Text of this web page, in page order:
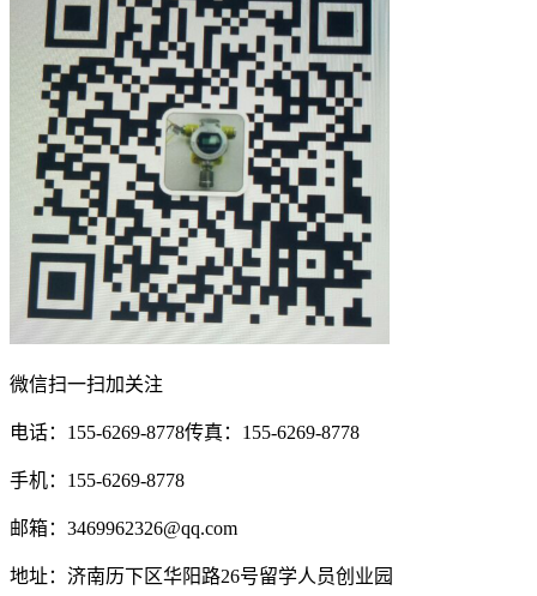
微信扫一扫加关注
电话：155-6269-8778传真：155-6269-8778
手机：155-6269-8778
邮箱：3469962326@qq.com
地址：济南历下区华阳路26号留学人员创业园